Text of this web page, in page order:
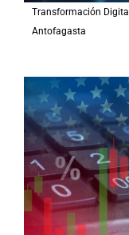
Transformación
Antofagasta